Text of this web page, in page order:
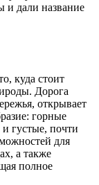
и дали название
куда стоит
Дорога
открывает
горные
густые, почти
для
а также
полное